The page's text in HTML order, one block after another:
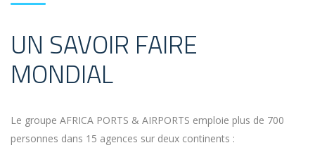
UN SAVOIR FAIRE
MONDIAL
Le groupe AFRICA PORTS & AIRPORTS emploie plus de 700
personnes dans 15 agences sur deux continents :